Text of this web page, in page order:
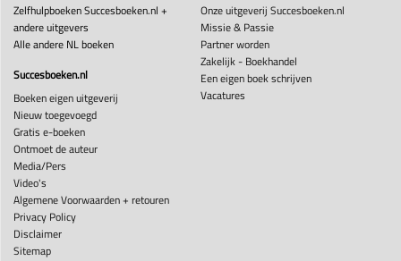
Zelfhulpboeken Succesboeken.nl +
andere uitgevers
Alle andere NL boeken
Succesboeken.nl
Boeken eigen uitgeverij
Nieuw toegevoegd
Gratis e-boeken
Ontmoet de auteur
Media/Pers
Video's
Algemene Voorwaarden + retouren
Privacy Policy
Disclaimer
Sitemap
Onze uitgeverij Succesboeken.nl
Missie & Passie
Partner worden
Zakelijk - Boekhandel
Een eigen boek schrijven
Vacatures